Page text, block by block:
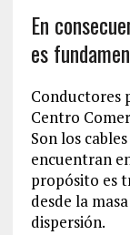
En
es
Conductores
Centro
Son los
encuentran
propósito es
desde la
dispersión.